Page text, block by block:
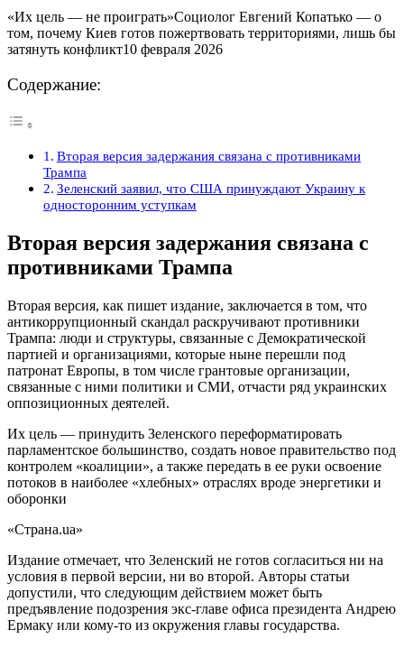
«Их цель — не проиграть»Социолог Евгений Копатько — о
том, почему Киев готов пожертвовать территориями, лишь бы
затянуть конфликт10 февраля 2026
Содержание:
Вторая версия задержания связана с противниками
Трампа
Зеленский заявил, что США принуждают Украину к
односторонним уступкам
Вторая версия задержания связана с
противниками Трампа
Вторая версия, как пишет издание, заключается в том, что
антикоррупционный скандал раскручивают противники
Трампа: люди и структуры, связанные с Демократической
партией и организациями, которые ныне перешли под
патронат Европы, в том числе грантовые организации,
связанные с ними политики и СМИ, отчасти ряд украинских
оппозиционных деятелей.
Их цель — принудить Зеленского переформатировать
парламентское большинство, создать новое правительство под
контролем «коалиции», а также передать в ее руки освоение
потоков в наиболее «хлебных» отраслях вроде энергетики и
оборонки
«Страна.ua»
Издание отмечает, что Зеленский не готов согласиться ни на
условия в первой версии, ни во второй. Авторы статьи
допустили, что следующим действием может быть
предъявление подозрения экс-главе офиса президента Андрею
Ермаку или кому-то из окружения главы государства.